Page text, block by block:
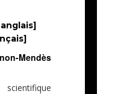
Mendès